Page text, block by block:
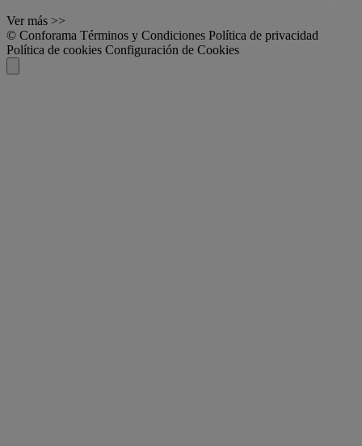
Ver más >>
© Conforama Términos y Condiciones Política de privacidad
Política de cookies Configuración de Cookies